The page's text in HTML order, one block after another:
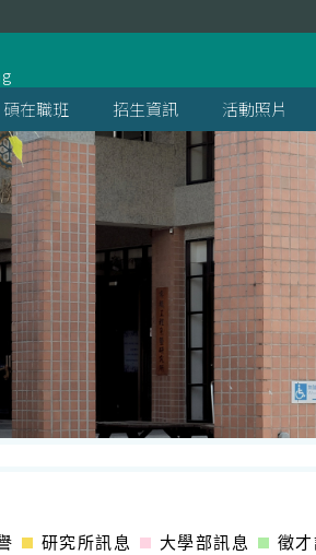
碩在職班 招生資訊 活動照片
研究所訊息 大學部訊息 徵